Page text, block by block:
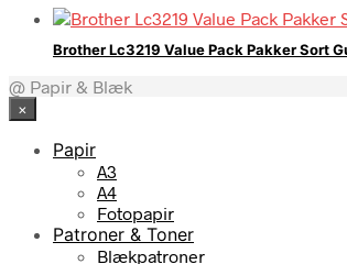
Brother Lc3219 Value Pack Pakker Sort
@ Papir & Blæk
×
Papir
A3
A4
Fotopapir
Patroner & Toner
Blækpatroner